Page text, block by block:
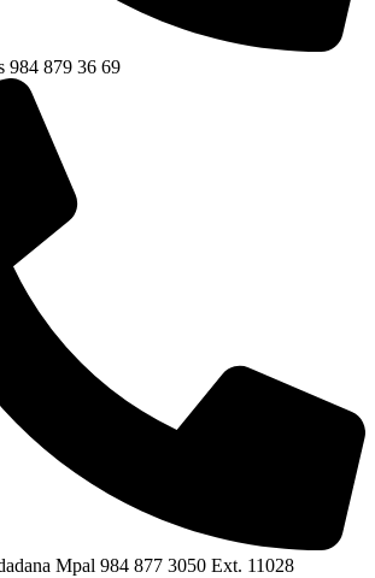
984 879 36 69
Mpal 984 877 3050 Ext. 11028